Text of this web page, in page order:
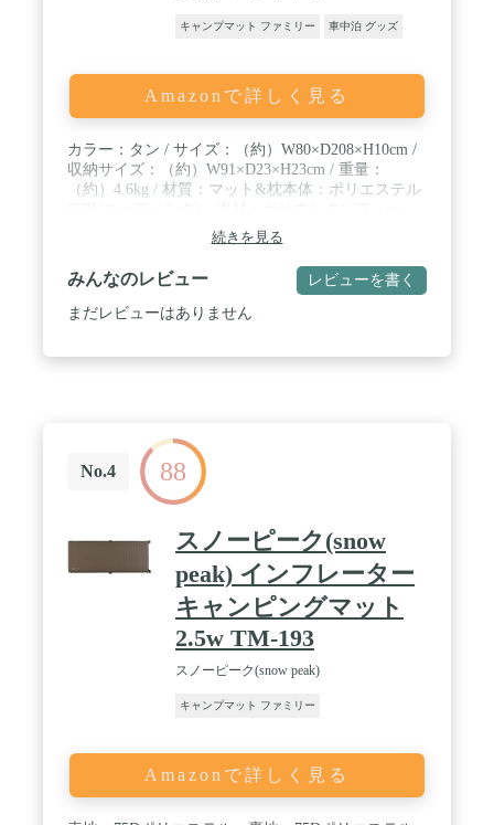
キャンプマット ファミリー 車中泊 グッズ
Amazonで詳しく見る
カラー：タン / サイズ：（約）W80×D208×H10cm /
収納サイズ：（約）W91×D23×H23cm / 重量：
（約）4.6kg / 材質：マット&枕本体：ポリエステル
ム、シーツ部分：ポリコットン(ポリエステル80%、
綿20%) / 付属品：枕、タイダウンベルト、キャリー
バッグ、バルブキャップ
続きを見る
みんなのレビュー レビューを書く
まだレビューはありません
No.4 88
スノーピーク(snow
peak) インフレーター
キャンピングマット
2.5w TM-193
スノーピーク(snow peak)
キャンプマット ファミリー
Amazonで詳しく見る